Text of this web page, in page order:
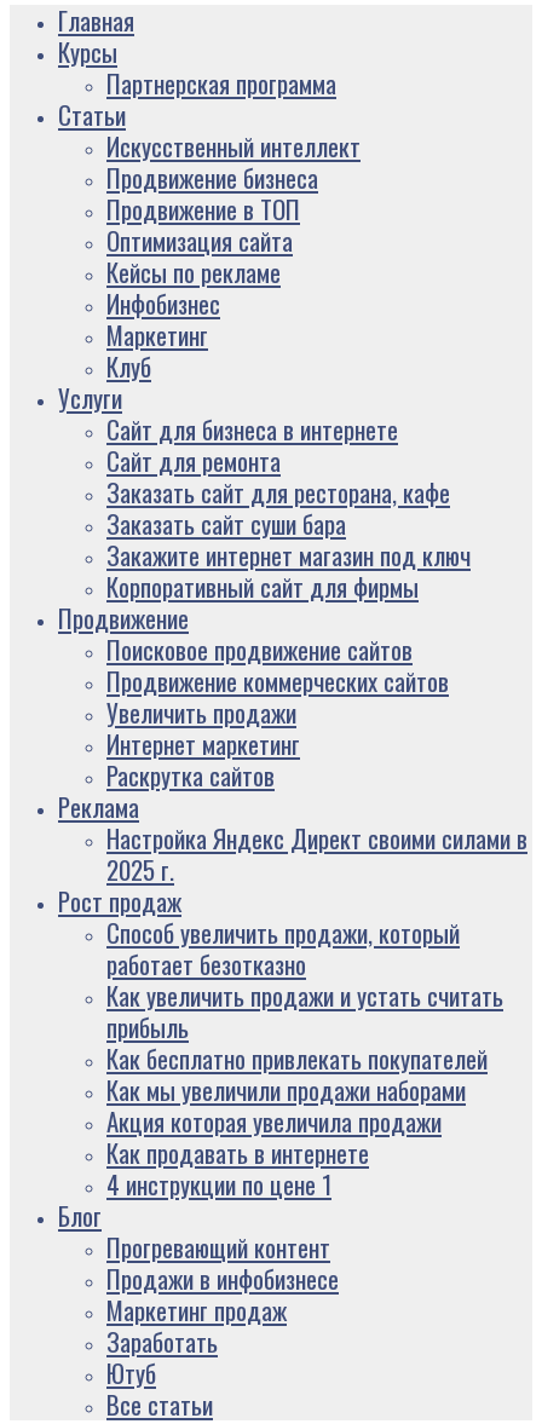
Главная
Курсы
Партнерская программа
Статьи
Искусственный интеллект
Продвижение бизнеса
Продвижение в ТОП
Оптимизация сайта
Кейсы по рекламе
Инфобизнес
Маркетинг
Клуб
Услуги
Сайт для бизнеса в интернете
Сайт для ремонта
Заказать сайт для ресторана, кафе
Заказать сайт суши бара
Закажите интернет магазин под ключ
Корпоративный сайт для фирмы
Продвижение
Поисковое продвижение сайтов
Продвижение коммерческих сайтов
Увеличить продажи
Интернет маркетинг
Раскрутка сайтов
Реклама
Настройка Яндекс Директ своими силами в
2025 г.
Рост продаж
Способ увеличить продажи, который
работает безотказно
Как увеличить продажи и устать считать
прибыль
Как бесплатно привлекать покупателей
Как мы увеличили продажи наборами
Акция которая увеличила продажи
Как продавать в интернете
4 инструкции по цене 1
Блог
Прогревающий контент
Продажи в инфобизнесе
Маркетинг продаж
Заработать
Ютуб
Все статьи